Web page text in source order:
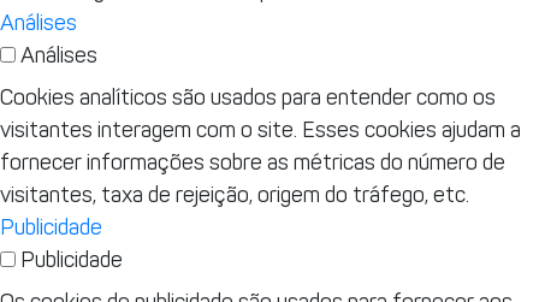
Análises
Análises
Cookies analíticos são usados para entender como os
visitantes interagem com o site. Esses cookies ajudam a
fornecer informações sobre as métricas do número de
visitantes, taxa de rejeição, origem do tráfego, etc.
Publicidade
Publicidade